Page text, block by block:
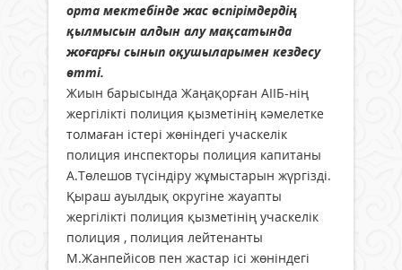
орта мектебінде жас өспірімдердің
қылмысын алдын алу мақсатында
жоғарғы сынып оқушыларымен кездесу
өтті.
Жиын барысында Жаңақорған АІІБ-нің
жергілікті полиция қызметінің кәмелетке
толмаған істері жөніндегі учаскелік
полиция инспекторы полиция капитаны
А.Төлешов түсіндіру жұмыстарын жүргізді.
Қыраш ауылдық округіне жауапты
жергілікті полиция қызметінің учаскелік
полиция , полиция лейтенанты
М.Жанпейісов пен жастар ісі жөніндегі